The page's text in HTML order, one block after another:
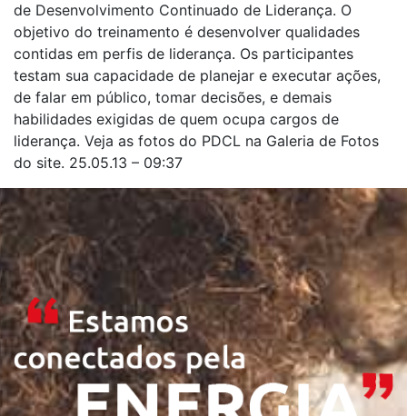
de Desenvolvimento Continuado de Liderança. O
objetivo do treinamento é desenvolver qualidades
contidas em perfis de liderança. Os participantes
testam sua capacidade de planejar e executar ações,
de falar em público, tomar decisões, e demais
habilidades exigidas de quem ocupa cargos de
liderança. Veja as fotos do PDCL na Galeria de Fotos
do site. 25.05.13 – 09:37